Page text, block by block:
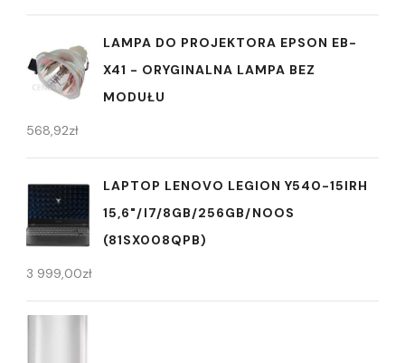
LAMPA DO PROJEKTORA EPSON EB-
X41 - ORYGINALNA LAMPA BEZ
MODUŁU
568,92zł
LAPTOP LENOVO LEGION Y540-15IRH
15,6"/I7/8GB/256GB/NOOS
(81SX008QPB)
3 999,00zł